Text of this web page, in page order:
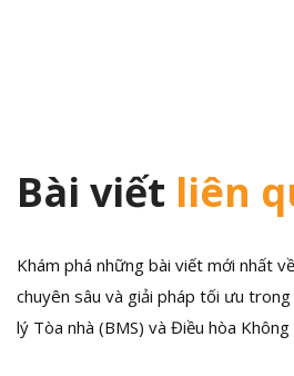
Bài viết liên
Khám phá những bài viết mới nhất
chuyên sâu và giải pháp tối ưu
lý Tòa nhà (BMS) và Điều hòa Không